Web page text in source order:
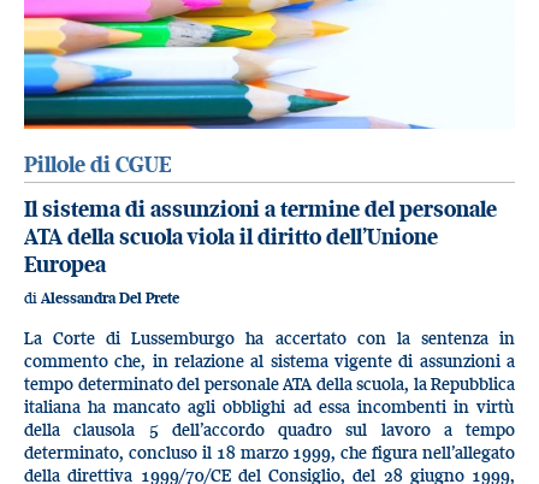
Pillole di CGUE
Il sistema di assunzioni a termine del personale
ATA della scuola viola il diritto dell’Unione
Europea
di Alessandra Del Prete
La Corte di Lussemburgo ha accertato con la sentenza in
commento che, in relazione al sistema vigente di assunzioni a
tempo determinato del personale ATA della scuola, la Repubblica
italiana ha mancato agli obblighi ad essa incombenti in virtù
della clausola 5 dell’accordo quadro sul lavoro a tempo
determinato, concluso il 18 marzo 1999, che figura nell’allegato
della direttiva 1999/70/CE del Consiglio, del 28 giugno 1999,